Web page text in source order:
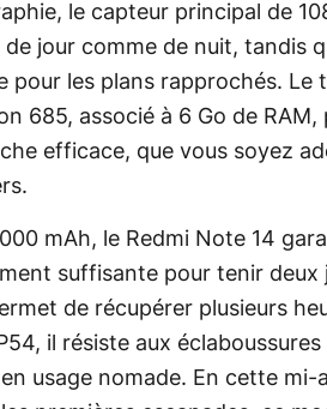
le capteur principal de
de jour comme de nuit, tandis
pour les plans rapprochés. Le
685, associé à 6 Go de
efficace, que vous soyez
mAh, le Redmi Note 14
suffisante pour tenir deux
de récupérer plusieurs
il résiste aux
usage nomade. En cette mi-